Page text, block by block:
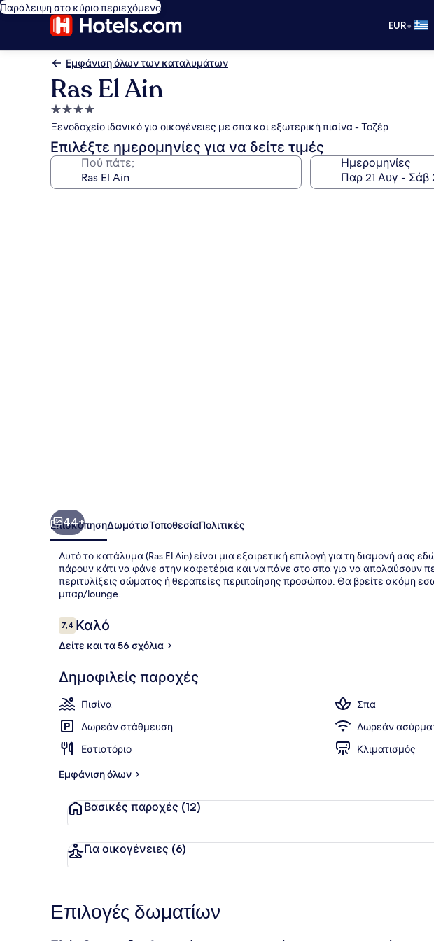
Παράλειψη στο κύριο περιεχόμενο
EUR•
Εμφάνιση όλων των καταλυμάτων
Ras El Ain
Κατάλυμα
με
4.0
αστέρια
Ξενοδοχείο ιδανικό για οικογένειες με σπα και εξωτερική πισίνα - Τοζέρ
Επιλέξτε ημερομηνίες για να δείτε τιμές
Πού πάτε; Ημερομηνίες
44+
ΕπισκόπησηΔωμάτιαΤοποθεσίαΠολιτικές
Αυτό το κατάλυμα (Ras El Ain) είναι μια εξαιρετική επιλογή για τη διαμονή σας
πάρουν κάτι να φάνε στην καφετέρια και να πάνε στο σπα για να απολαύσουν
περιτυλίξεις σώματος ή θεραπείες περιποίησης προσώπου. Θα βρείτε ακόμη
μπαρ/lounge.
Σχόλια
7,47,4 στα 10
Καλό
Δείτε και τα 56 σχόλια
Δημοφιλείς παροχές
Πισίνα
Σπα
Δωρεάν στάθμευση
Δωρεάν
Εστιατόριο
Κλιματισμός
Εμφάνιση όλων
Βασικές παροχές (12)
Για οικογένειες (6)
Επιλογές δωματίων